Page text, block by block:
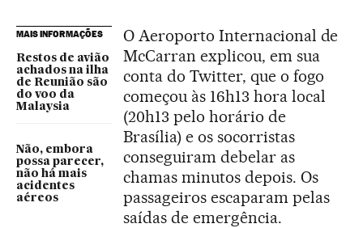
MAIS INFORMAÇÕES
Restos de avião
achados na ilha
de Reunião são
do voo da
Malaysia
Não, embora
possa parecer,
não há mais
acidentes
aéreos
O Aeroporto Internacional de
McCarran explicou, em sua
conta do Twitter, que o fogo
começou às 16h13 hora local
(20h13 pelo horário de
Brasília) e os socorristas
conseguiram debelar as
chamas minutos depois. Os
passageiros escaparam pelas
saídas de emergência.